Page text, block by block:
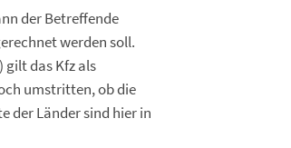
der Betreffende
werden soll.
gilt das Kfz als
umstritten, ob die
der Länder sind hier in